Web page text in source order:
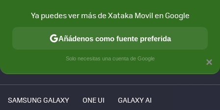
SAMSUNG GALAXY ONE UI GALAXY AI
×
Ya puedes ver más de Xataka Movil en Google
Añádenos como fuente preferida
Solo necesitas una cuenta de Google